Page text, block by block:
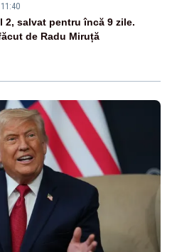
2, salvat pentru încă 9 zile.
de Radu Miruță